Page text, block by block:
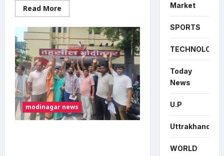
Read More
more
अखिलेश
यादव
के
जन्मदिवस
पर
मुरादनगर
में
सपा
महिला
सभा
का
सघन
वृक्षारोपण
अभियान,
modinagar news
Market
SPORTS
TECHNOLOGY
Today
News
U.P
Uttrakhand
WORLD